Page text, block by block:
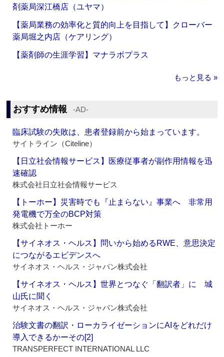
剤薬局深江橋店（ユヤマ）
【薬局業務の効率化と質的向上を目指して】クローバー
薬局堀之内店（ケアリング）
【薬剤師の生涯学習】マナラボプラス
もっと見る »
おすすめ情報 ‐AD‐
臨床試験の失敗は、患者登録前から始まっています。
サイトライン（Citeline）
【日立社会情報サービス】医療従事者が副作用情報を迅
速確認
株式会社日立社会情報サービス
【トーホー】災害時でも『止まらない』事業へ 非常用
発電機で万全のBCP対策
株式会社トーホー
【サイネオス・ヘルス】問いから始めるRWE、意思決定
につながるエビデンスへ
サイネオス・ヘルス・ジャパン株式会社
【サイネオス・ヘルス】世界とつなぐ「翻訳者」に 城
山氏に聞く
サイネオス・ヘルス・ジャパン株式会社
治験文書の翻訳・ローカライゼーションにAIをどれだけ
導入できるかーその[2]
TRANSPERFECT INTERNATIONAL LLC